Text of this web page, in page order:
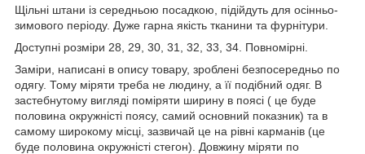
Щільні штани із середньою посадкою, підійдуть для осінньо-
зимового періоду. Дуже гарна якість тканини та фурнітури.
Доступні розміри 28, 29, 30, 31, 32, 33, 34. Повномірні.
Заміри, написані в опису товару, зроблені безпосередньо по
одягу. Тому міряти треба не людину, а її подібний одяг. В
застебнутому вигляді поміряти ширину в поясі ( це буде
половина окружністі поясу, самий основний показник) та в
самому широкому місці, зазвичай це на рівні карманів (це
буде половина окружністі стегон). Довжину міряти по